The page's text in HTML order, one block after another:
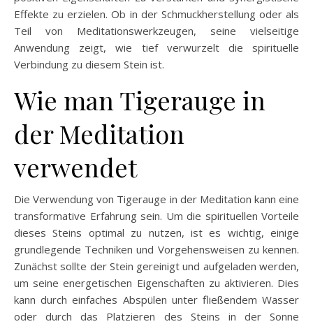
Effekte zu erzielen. Ob in der Schmuckherstellung oder als
Teil von Meditationswerkzeugen, seine vielseitige
Anwendung zeigt, wie tief verwurzelt die spirituelle
Verbindung zu diesem Stein ist.
Wie man Tigerauge in
der Meditation
verwendet
Die Verwendung von Tigerauge in der Meditation kann eine
transformative Erfahrung sein. Um die spirituellen Vorteile
dieses Steins optimal zu nutzen, ist es wichtig, einige
grundlegende Techniken und Vorgehensweisen zu kennen.
Zunächst sollte der Stein gereinigt und aufgeladen werden,
um seine energetischen Eigenschaften zu aktivieren. Dies
kann durch einfaches Abspülen unter fließendem Wasser
oder durch das Platzieren des Steins in der Sonne